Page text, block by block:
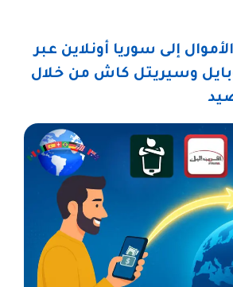
إلى سوريا أونلاين عبر
وسيريتل كاش من خلال